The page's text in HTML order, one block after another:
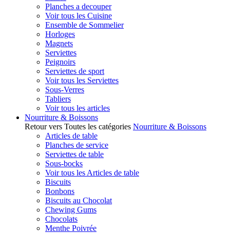
Planches a decouper
Voir tous les Cuisine
Ensemble de Sommelier
Horloges
Magnets
Serviettes
Peignoirs
Serviettes de sport
Voir tous les Serviettes
Sous-Verres
Tabliers
Voir tous les articles
Nourriture & Boissons
Retour vers Toutes les catégories Nourriture & Boissons
Articles de table
Planches de service
Serviettes de table
Sous-bocks
Voir tous les Articles de table
Biscuits
Bonbons
Biscuits au Chocolat
Chewing Gums
Chocolats
Menthe Poivrée